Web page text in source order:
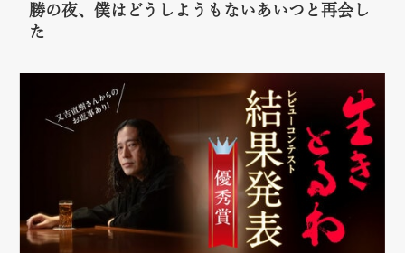
勝の夜、僕はどうしようもないあいつと再会し
た